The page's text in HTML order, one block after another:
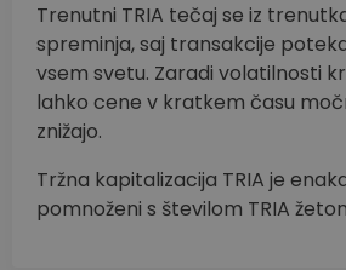
Trenutni TRIA tečaj se iz
spreminja, saj transakcije
vsem svetu. Zaradi volatilnosti
lahko cene v kratkem času
znižajo.
Tržna kapitalizacija TRIA je
pomnoženi s številom TRIA